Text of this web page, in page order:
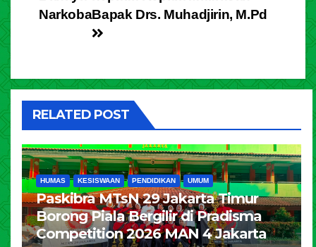
navigation
Bapak Drs. Muhadjirin, M.Pd
Narkoba
RELATED POST
HUMAS KESISWAAN PENDIDIKAN UMUM
Paskibra MTsN 29 Jakarta Timur
Borong Piala Bergilir di Pradisma
Competition 2026 MAN 4 Jakarta